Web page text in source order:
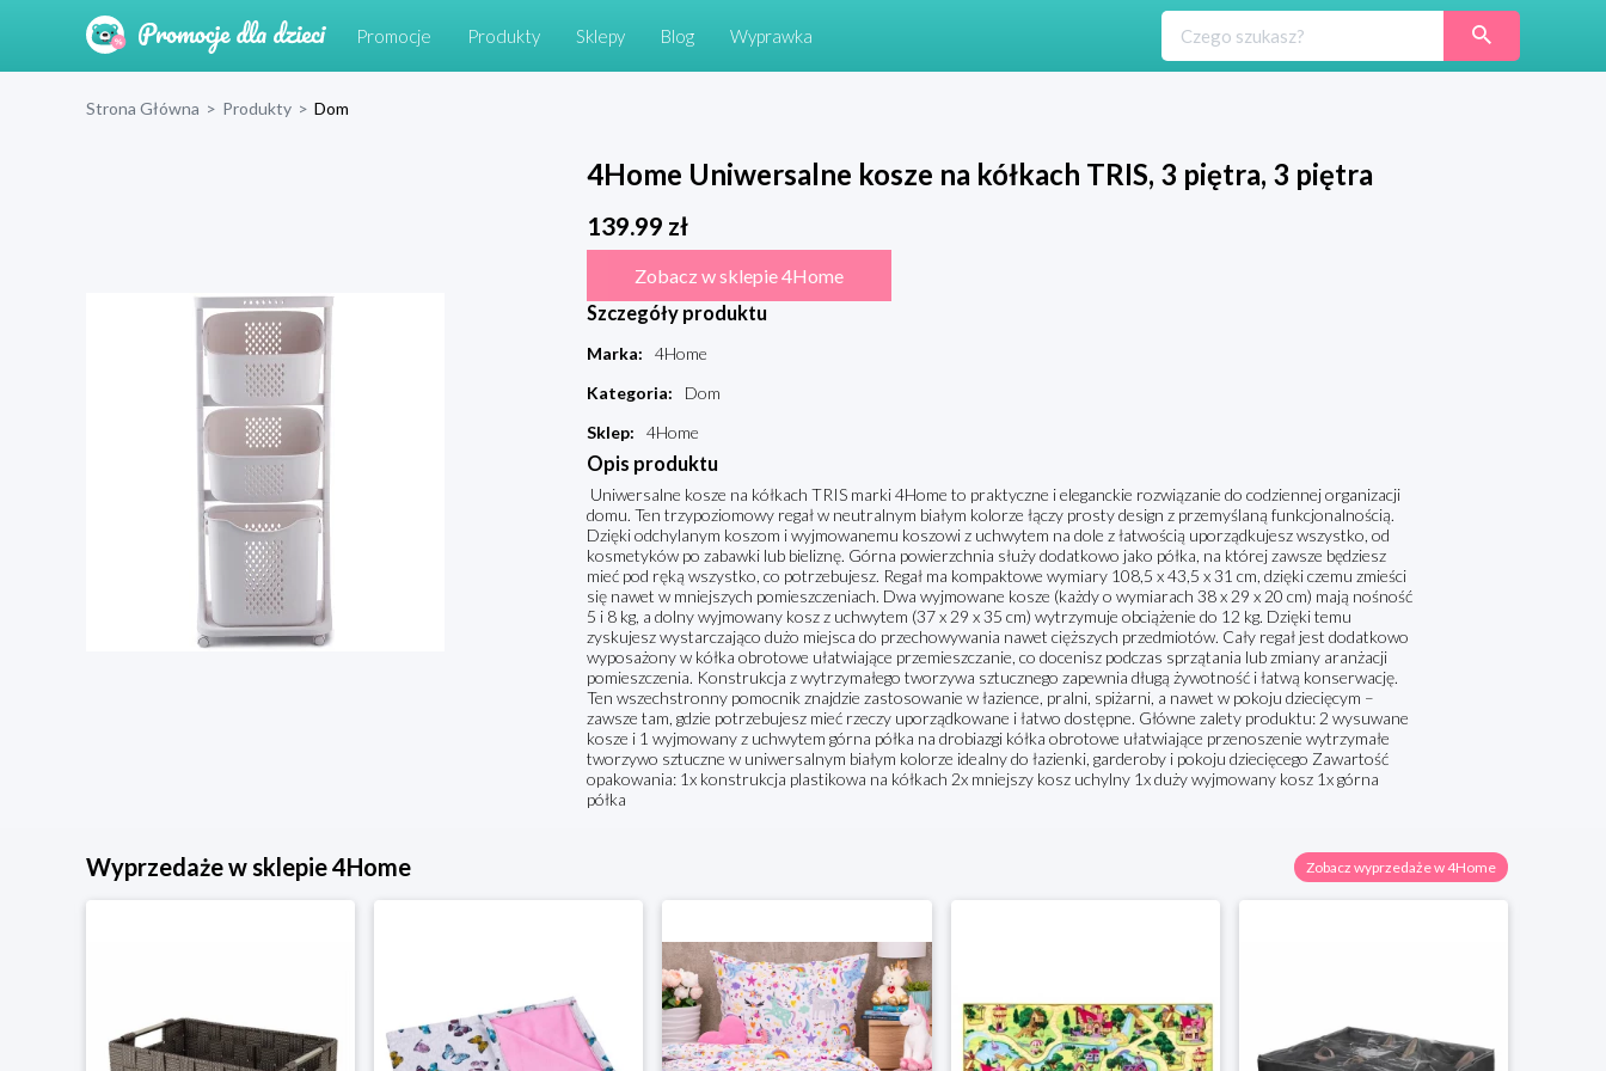
Promocje Produkty Sklepy Blog Wyprawka
Strona Główna > Produkty > Dom
4Home Uniwersalne kosze na kółkach TRIS, 3 piętra, 3 piętra
139.99 zł
Zobacz w sklepie 4Home
Szczegóły produktu
Marka:
4Home
Kategoria:
Dom
Sklep: 4Home
Opis produktu
Uniwersalne kosze na kółkach TRIS marki 4Home to praktyczne i eleganckie rozwiązanie do codziennej organizacji
domu. Ten trzypoziomowy regał w neutralnym białym kolorze łączy prosty design z przemyślaną funkcjonalnością.
Dzięki odchylanym koszom i wyjmowanemu koszowi z uchwytem na dole z łatwością uporządkujesz wszystko, od
kosmetyków po zabawki lub bieliznę. Górna powierzchnia służy dodatkowo jako półka, na której zawsze będziesz
mieć pod ręką wszystko, co potrzebujesz. Regał ma kompaktowe wymiary 108,5 x 43,5 x 31 cm, dzięki czemu zmieści
się nawet w mniejszych pomieszczeniach. Dwa wyjmowane kosze (każdy o wymiarach 38 x 29 x 20 cm) mają nośność
5 i 8 kg, a dolny wyjmowany kosz z uchwytem (37 x 29 x 35 cm) wytrzymuje obciążenie do 12 kg. Dzięki temu
zyskujesz wystarczająco dużo miejsca do przechowywania nawet cięższych przedmiotów. Cały regał jest dodatkowo
wyposażony w kółka obrotowe ułatwiające przemieszczanie, co docenisz podczas sprzątania lub zmiany aranżacji
pomieszczenia. Konstrukcja z wytrzymałego tworzywa sztucznego zapewnia długą żywotność i łatwą konserwację.
Ten wszechstronny pomocnik znajdzie zastosowanie w łazience, pralni, spiżarni, a nawet w pokoju dziecięcym –
zawsze tam, gdzie potrzebujesz mieć rzeczy uporządkowane i łatwo dostępne. Główne zalety produktu: 2 wysuwane
kosze i 1 wyjmowany z uchwytem górna półka na drobiazgi kółka obrotowe ułatwiające przenoszenie wytrzymałe
tworzywo sztuczne w uniwersalnym białym kolorze idealny do łazienki, garderoby i pokoju dziecięcego Zawartość
opakowania: 1x konstrukcja plastikowa na kółkach 2x mniejszy kosz uchylny 1x duży wyjmowany kosz 1x górna
półka
Wyprzedaże w sklepie 4Home Zobacz wyprzedaże w 4Home